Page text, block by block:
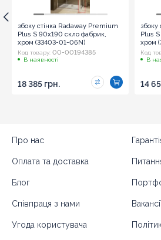
збоку стінка Radaway Premium
Plus S 90x190 скло фабрик,
хром (33403-01-06N)
Код товару: 00-00194385
В наявності
18 385 грн.
збоку
Plus
хром
Код
В
14
Про нас
Оплата та доставка
Блог
Співпраця з нами
Угода користувача